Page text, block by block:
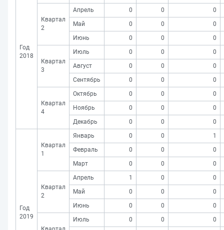
Год
2018
Квартал
2
Апрель 0 0
0
Май
0 0
0
Июнь
0 0 0
Квартал
3
Июль 0 0
0
Август
0 0
0
Сентябрь
0 0 0
Квартал
4
Октябрь 0 0
0
Ноябрь
0 0
0
Декабрь
0 0 0
Год
2019
Квартал
1
Январь 0 0
1
Февраль
0 0
0
Март
0 0 0
Квартал
2
Апрель 1 0
0
Май
0 0
0
Июнь
0 0 0
Июль 0 0
0